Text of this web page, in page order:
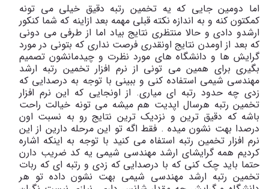
اما دومین جایی که یه تخمین رتبه دقیق خیلی می تونه
کمکتون کنه و به اندازه نکته قبلی مهمه بعد ازاینه که شما کنکور
ارشدو دادی و حالا منتظری نتایج بیاد اما از طرفی می دونی
که بعد از اومدن نتایج اونقدری فرصت نداری که بتونی در مورد
گرایش ها و دانشگاه های مورد نظرت و چیدمانشون تصمیم
بگیری برای همین می تونی از نرم افزار تخمین رتبه ارشد
مهندسی شیمی استفاده کنی و ببینی با توجه به درصدایی که
زدی چه حدود رتبه ای میاری. از اونجایی که این نرم افزار
تخمین رتبه هرسال اپدیت هم میشه می تونه خیالت راحت
باشه که دقیق ترین و نزدیک ترین نتایج رو به نسبت اون
درصدا بهت نشون میده . فقط اگه تو این مرحله دارین از این
نرم افزار تخمین رتبه استفاه می کنید با توجه به اینکه اشاره
کردیم همه گرایشای ارشد مهندسی شیمی یه کد ضریب دارن
حتما باید چک کنی که با درصدایی که زدی و رتبه ای که ربات
تخمین رتبه ارشد مهندسی شیمی بهت نشون داده تو هر